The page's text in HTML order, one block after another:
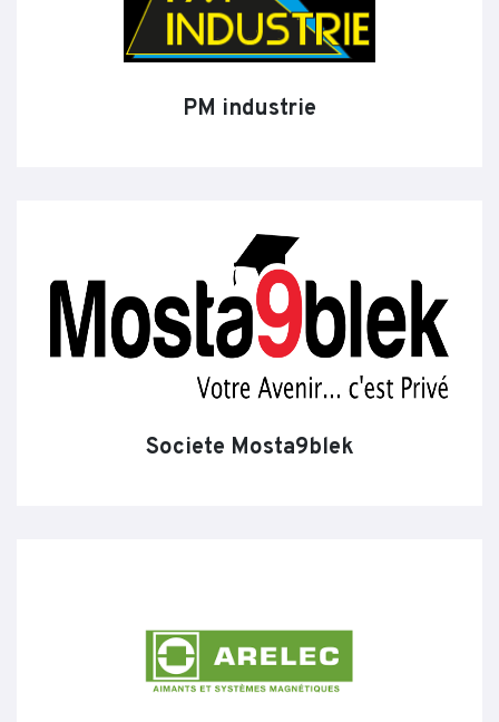
PM industrie
Societe Mosta9blek